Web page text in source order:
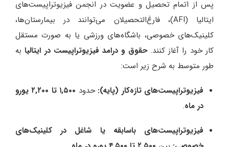
پس از اتمام تحصیل و عضویت در انجمن فیزیوتراپیست‌های
ایتالیا (AFI)، فارغ‌التحصیلان می‌توانند در بیمارستان‌ها،
کلینیک‌های خصوصی، باشگاه‌های ورزشی یا به صورت مستقل
کار خود را آغاز کنند.حقوق و درامد فیزیوتراپیست در ایتالیابه
طور متوسط به شرح زیر است:
فیزیوتراپیست‌های تازه‌کار (پایه): حدود
۱,۵۰۰ تا ۲,۲۰۰ یورو
در ماه.
فیزیوتراپیست‌های باسابقه یا شاغل در کلینیک‌های